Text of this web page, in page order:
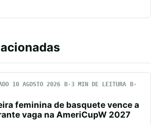
10 AGOSTO 2026
3 MIN DE LEITURA
feminina de basquete vence a
vaga na AmeriCupW 2027